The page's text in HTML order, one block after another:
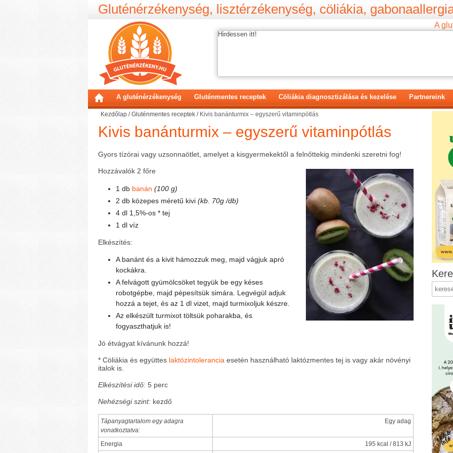
Gluténérzékenység, lisztérzékenység, cöliákia,
A
Hirdessen itt!
A gluténérzékenység Gluténmentes receptek Cöliákia diagnosztizálása és kezelése Partnereink
Kezdőlap /Gluténmentes receptek / Kivis banánturmix – egyszerű vitaminpótlás
Kivis banánturmix – egyszerű vitaminpótlás
Gyors tízórai vagy uzsonnaötlet, amelyet a kisgyermekektől a felnőttekig mindenki szeretni fog!
Hozzávalók 2 főre
1 db banán (100 g)
2 db közepes méretű kivi (kb. 70g /db)
4 dl 1,5%-os * tej
1 dl víz
Elkészítés:
A banánt és a kivit hámozzuk meg, majd vágjuk apró
kockákra.
A felvágott gyümölcsöket tegyük be egy késes
robotgépbe, majd pépesítsük simára. Legvégül adjuk
hozzá a tejet, és az 1 dl vizet, majd turmixoljuk készre.
Az elkészült turmixot töltsük poharakba, és
fogyaszthatjuk is!
Jó étvágyat kívánunk hozzá!
* Cöliákia és együttes laktózintolerancia esetén használható laktózmentes tej is vagy akár növényi
italok is.
Elkészítési idő: 5 perc
Nehézségi szint: kezdő
Tápanyagtartalom egy adagra
vonatkoztatva:
Egy adag
Energia 195 kcal / 813 kJ